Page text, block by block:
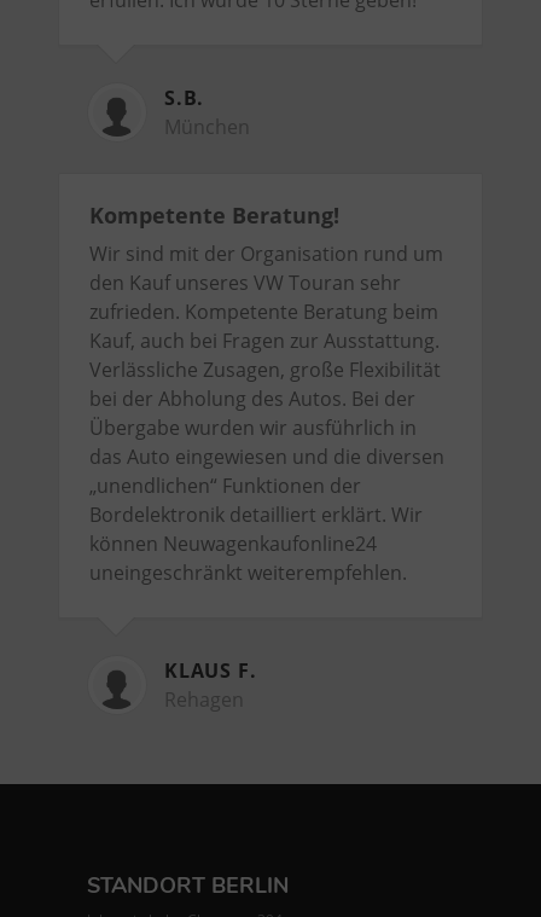
S.B.
München
Kompetente Beratung!
Wir sind mit der Organisation rund um
den Kauf unseres VW Touran sehr
zufrieden. Kompetente Beratung beim
Kauf, auch bei Fragen zur Ausstattung.
Verlässliche Zusagen, große Flexibilität
bei der Abholung des Autos. Bei der
Übergabe wurden wir ausführlich in
das Auto eingewiesen und die diversen
„unendlichen“ Funktionen der
Bordelektronik detailliert erklärt. Wir
können Neuwagenkaufonline24
uneingeschränkt weiterempfehlen.
KLAUS F.
Rehagen
STANDORT BERLIN